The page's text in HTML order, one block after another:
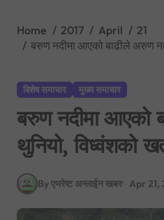
Home 2017 April
21
बरुण नदीमा आएको बाढीले अरुण
बिशेष समाचार मुख्य समाचार
बरुण नदीमा आएको
थुनियो, विध्वंशको
By एभरेष्ट अन्लाईन खबर Apr 21,